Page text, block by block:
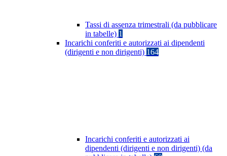
Tassi di assenza trimestrali (da pubblicare
in tabelle) 1
Incarichi conferiti e autorizzati ai dipendenti
(dirigenti e non dirigenti) 164
Incarichi conferiti e autorizzati ai
dipendenti (dirigenti e non dirigenti) (da